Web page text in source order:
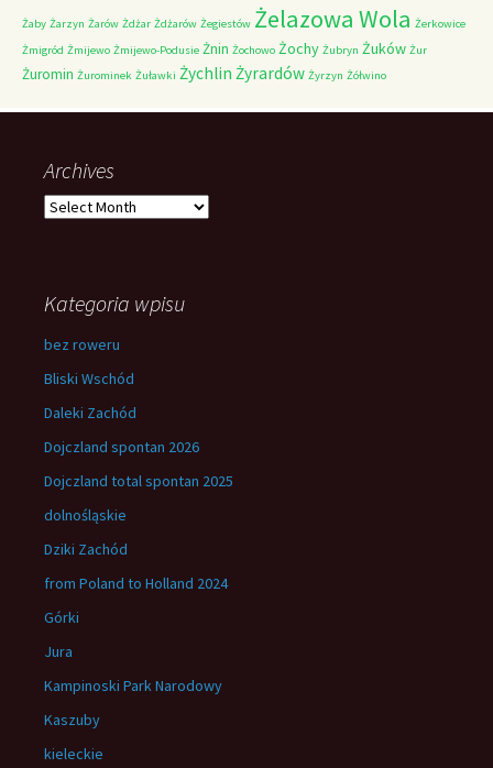
Żaby Żarzyn Żarów Żdżar Żdżarów Żegiestów Żelazowa Wola Żerkowice
Żmigród Żmijewo Żmijewo-Podusie Żnin Żochowo Żochy Żubryn Żuków Żur
Żuromin Żurominek Żuławki Żychlin Żyrardów Żyrzyn Żółwino
Archives
Archives
Kategoria wpisu
bez roweru
Bliski Wschód
Daleki Zachód
Dojczland spontan 2026
Dojczland total spontan 2025
dolnośląskie
Dziki Zachód
from Poland to Holland 2024
Górki
Jura
Kampinoski Park Narodowy
Kaszuby
kieleckie